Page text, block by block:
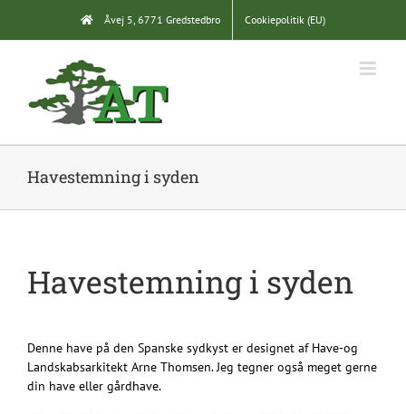
content
Åvej 5, 6771 Gredstedbro Cookiepolitik (EU)
Havestemning i syden
Havestemning i syden
Denne have på den Spanske sydkyst er designet af Have-og
Landskabsarkitekt Arne Thomsen. Jeg tegner også meget gerne
din have eller gårdhave.